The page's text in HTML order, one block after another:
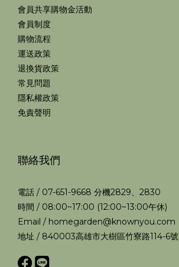
會員共享購物金活動
會員制度
購物流程
運送政策
退換貨政策
常見問題
隱私權政策
免責聲明
聯絡我們
電話 / 07-651-9668 分機2829、2830
時間 / 08:00~17:00 (12:00~13:00午休)
Email / homegarden@knownyou.com
地址 / 840003高雄市大樹區竹寮路114-6號